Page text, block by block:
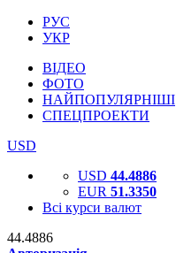
РУС
УКР
ВІДЕО
ФОТО
НАЙПОПУЛЯРНІШІ
СПЕЦПРОЕКТИ
USD
USD 44.4886
EUR 51.3350
Всі курси валют
44.4886